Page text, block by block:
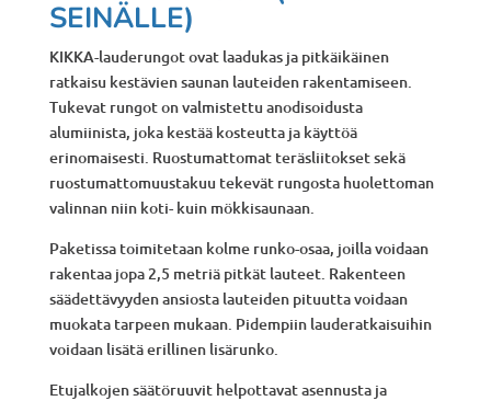
SEINÄLLE)
KIKKA-lauderungot ovat laadukas ja pitkäikäinen
ratkaisu kestävien saunan lauteiden rakentamiseen.
Tukevat rungot on valmistettu anodisoidusta
alumiinista, joka kestää kosteutta ja käyttöä
erinomaisesti. Ruostumattomat teräsliitokset sekä
ruostumattomuustakuu tekevät rungosta huolettoman
valinnan niin koti- kuin mökkisaunaan.
Paketissa toimitetaan kolme runko-osaa, joilla voidaan
rakentaa jopa 2,5 metriä pitkät lauteet. Rakenteen
säädettävyyden ansiosta lauteiden pituutta voidaan
muokata tarpeen mukaan. Pidempiin lauderatkaisuihin
voidaan lisätä erillinen lisärunko.
Etujalkojen säätöruuvit helpottavat asennusta ja